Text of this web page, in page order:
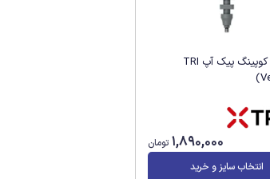
ایمپرشن کوپینگ پیک آپ TRI
1,890,000 تومان
انتخاب سایز و خرید